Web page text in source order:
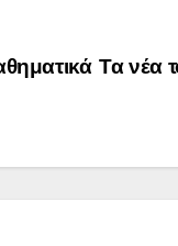
Τα νέα